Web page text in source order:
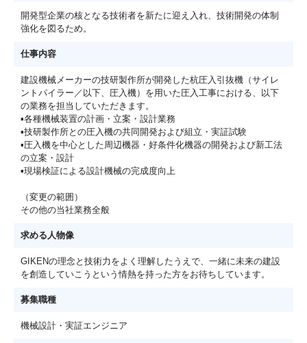
開発型企業の核となる技術者を新たに迎え入れ、技術開発の体制
強化を図るため。
仕事内容
建設機械メーカーの技研製作所が開発した杭圧入引抜機（サイレ
ントパイラー／以下、圧入機）を用いた圧入工事における、以下
の業務を担当していただきます。
▪各種機械装置の計画・立案・設計業務
▪技研製作所との圧入機の共同開発および組立・実証試験
▪圧入機を中心とした周辺機器・好条件化機器の開発および新工法
の立案・設計
▪現場検証による設計機械の完成度向上
（変更の範囲）
その他の当社業務全般
求める人物像
GIKENの理念と技術力をよく理解したうえで、一緒に未来の建設
を創造していこうという情熱を持った方をお待ちしています。
募集職種
機械設計・実証エンジニア